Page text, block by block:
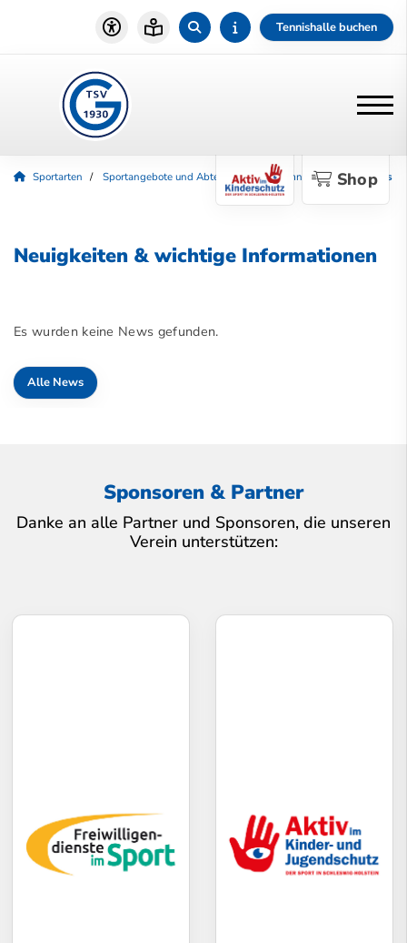
Tennishalle buchen
Shop
Sportarten Sportangebote und Abteilungen Gymnastik Aktuelles
Neuigkeiten & wichtige Informationen
Es wurden keine News gefunden.
Alle News
Sponsoren & Partner
Danke an alle Partner und Sponsoren, die unseren
Verein unterstützen: